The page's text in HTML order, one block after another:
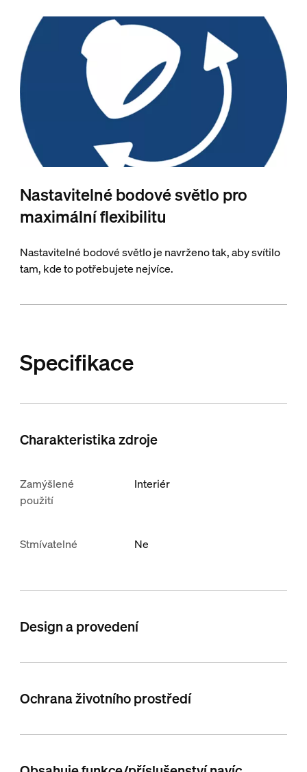
Nastavitelné bodové světlo pro
maximální flexibilitu
Nastavitelné bodové světlo je navrženo tak, aby svítilo
tam, kde to potřebujete nejvíce.
Specifikace
Charakteristika zdroje
Zamýšlené
použití
Interiér
Stmívatelné Ne
Design a provedení
Ochrana životního prostředí